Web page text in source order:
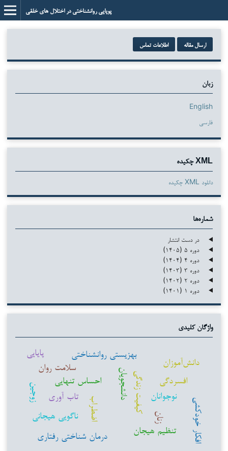
پویایی روانشناختی در اختلال های خلقی
ارسال مقاله اطلاعات تماس
زبان
English
فارسی
XML چکیده
دانلود XML چکیده
شماره‌ها
در دست انتشار
دوره ۵ (۱۴۰۵)
دوره ۴ (۱۴۰۴)
دوره ۳ (۱۴۰۳)
دوره ۲ (۱۴۰۲)
دوره ۱ (۱۴۰۱)
واژگان کلیدی
اضطراب
دانشجویانکیفیت زندگی نوجوانان
افسردگی
بهزیستی روانشناختی
دانش‌آموزان
زنان
تنظیم هیجان
درمان شناختی رفتاری
ناگویی هیجانی
احساس تنهایی
زوجین
افکار خودکشی
تاب آوری
سلامت روان
پایایی